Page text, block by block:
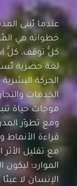
عندما تُبنى
خطواته هي
كلُّ توقف، كلُّ
الحركة البشرية
الخدمات
موجات حياة
ومع تطوّر المدن
قراءة الأنماط
مع تقليل الأثر
الموارد؛ ليكون
الإنسان لا عبئًا